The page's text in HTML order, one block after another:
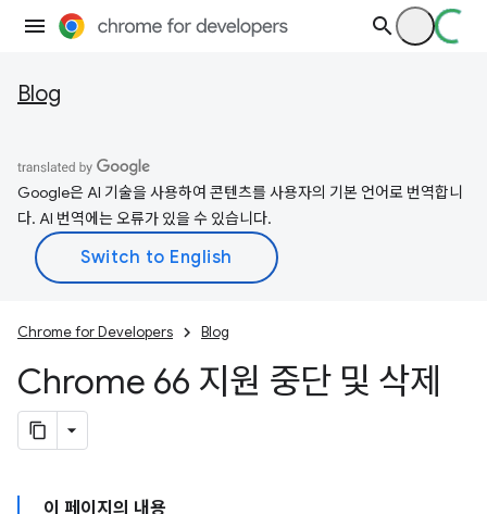
Blog
Google은 AI 기술을 사용하여 콘텐츠를 사용자의 기본 언어로 번역합니
다. AI 번역에는 오류가 있을 수 있습니다.
Chrome for Developers Blog
Chrome 66 지원 중단 및 삭제
이 페이지의 내용